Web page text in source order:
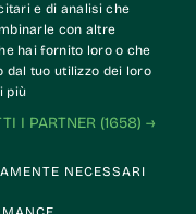
e di analisi che
con altre
hai fornito loro o che
dal tuo utilizzo dei loro
più
I PARTNER (1658) →
NECESSARI